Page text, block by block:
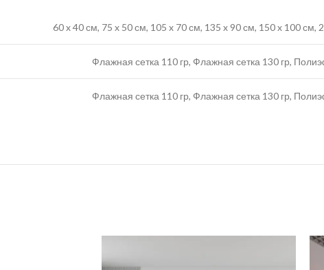
60 x 40 см, 75 x 50 см, 105 x 70 см, 135 x 90 см, 150 x 100 см,
Флажная сетка 110 гр, Флажная сетка 130 гр,
Флажная сетка 110 гр, Флажная сетка 130 гр,